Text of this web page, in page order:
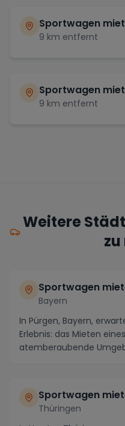
Sportwagen
9 km entfernt
Sportwagen
9 km entfernt
Weitere
Sportwagen
Bayern
In Pürgen, Bayern,
Erlebnis: das Mieten
atemberaubende
Sportwagen
Thüringen